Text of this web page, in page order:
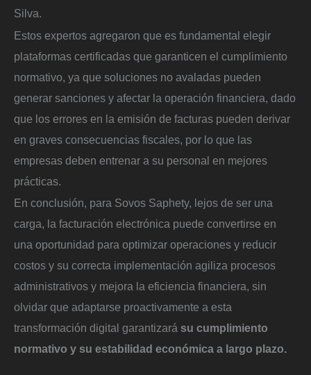
Silva.
Estos expertos agregaron que es fundamental elegir
plataformas certificadas que garanticen el cumplimiento
normativo, ya que soluciones no avaladas pueden
generar sanciones y afectar la operación financiera, dado
que los errores en la emisión de facturas pueden derivar
en graves consecuencias fiscales, por lo que las
empresas deben entrenar a su personal en mejores
prácticas.
En conclusión, para Sovos Saphety, lejos de ser una
carga, la facturación electrónica puede convertirse en
una oportunidad para optimizar operaciones y reducir
costos y su correcta implementación agiliza procesos
administrativos y mejora la eficiencia financiera, sin
olvidar que adaptarse proactivamente a esta
transformación digital garantizará su cumplimiento
normativo y su estabilidad económica a largo plazo.